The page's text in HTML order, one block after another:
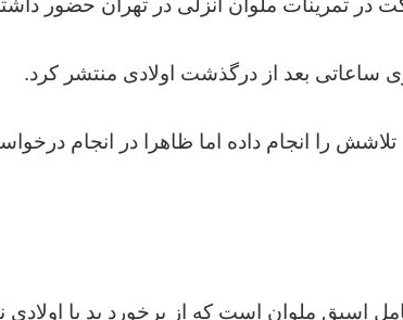
در تمرینات ملوان انزلی در تهران حضور
ساعاتی بعد از درگذشت اولادی منتشر کرد.
را انجام داده اما ظاهرا در انجام
اسبق ملوان است که از برخورد بد با